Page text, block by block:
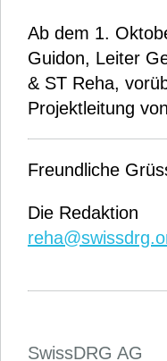
Ab dem 1.
Guidon, Leiter
& ST Reha,
Projektleitung
Freundliche
Die Redaktion
SwissDRG AG